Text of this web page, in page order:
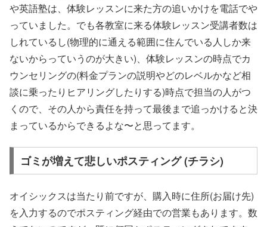
や英語塾は、体験レッスンに来た方の追いかけを電話でや
っていました。でも各教室に来る体験レッスン受講者数は
しれているし(物理的に通える範囲に住んでいる人しか来
ないからっていうのが大きい)、体験レッスンの時点でカ
ウンセリングの(料金プランの説明やどのレベルかなど相
談に乗ったりヒアリングしたりする)時点で担当の人がつ
くので、その人から責任を持って最後まで追っかけると決
まっているからできるよな〜と思ってます。
ゴミが増えて悲しいポスティング (チラシ)
オイシックスは当たり前ですが、購入時に住所(お届け先)
を入力するのでポスティング経由での営業もあります。数